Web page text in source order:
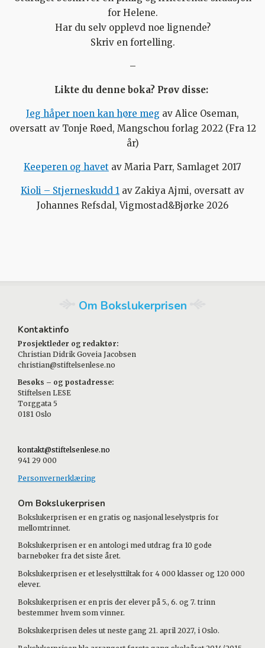
for Helene.
Har du selv opplevd noe lignende?
Skriv en fortelling.
–
Likte du denne boka? Prøv disse:
Jeg håper noen kan høre meg av Alice Oseman,
oversatt av Tonje Røed, Mangschou forlag 2022 (Fra 12
år)
Keeperen og havet av Maria Parr, Samlaget 2017
Kioli – Stjerneskudd 1 av Zakiya Ajmi, oversatt av
Johannes Refsdal, Vigmostad&Bjørke 2026
Om Bokslukerprisen
Kontaktinfo
Prosjektleder og redaktør:
Christian Didrik Goveia Jacobsen
christian@stiftelsenlese.no
Besøks – og postadresse:
Stiftelsen LESE
Torggata 5
0181 Oslo
kontakt@stiftelsenlese.no
941 29 000
Personvernerklæring
Om Bokslukerprisen
Bokslukerprisen er en gratis og nasjonal leselystpris for
mellomtrinnet.
Bokslukerprisen er en antologi med utdrag fra 10 gode
barnebøker fra det siste året.
Bokslukerprisen er et leselysttiltak for 4 000 klasser og 120 000
elever.
Bokslukerprisen er en pris der elever på 5., 6. og 7. trinn
bestemmer hvem som vinner.
Bokslukerprisen deles ut neste gang 21. april 2027, i Oslo.